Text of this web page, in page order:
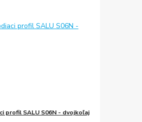
profil SALU S06N - dvojkoľaj